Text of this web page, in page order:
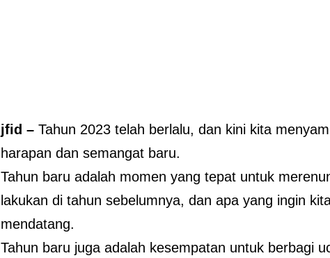
jfid – Tahun 2023 telah berlalu, dan kini kita
harapan dan semangat baru.
Tahun baru adalah momen yang tepat untuk
lakukan di tahun sebelumnya, dan apa yang ingin
mendatang.
Tahun baru juga adalah kesempatan untuk berbagi